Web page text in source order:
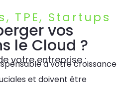
TPE, Startups
vos
le Cloud ?
votre entreprise :
à votre croissance
et doivent être